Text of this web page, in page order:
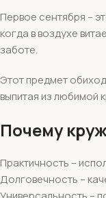
Первое сентября –
когда в воздухе
заботе.
Этот предмет
выпитая из любимой
Почему
Практичность –
Долговечность –